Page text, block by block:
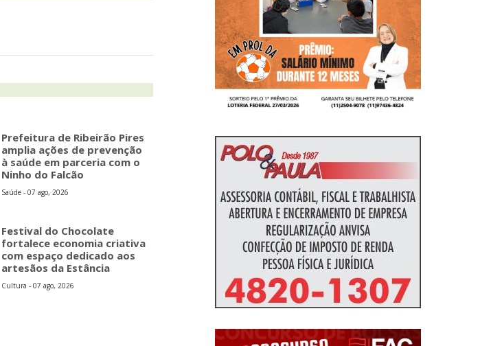
Prefeitura de Ribeirão Pires
amplia ações de prevenção
à saúde em parceria com o
Ninho do Falcão
Saúde - 07 ago, 2026
Festival do Chocolate
fortalece economia criativa
com espaço dedicado aos
artesãos da Estância
Cultura - 07 ago, 2026